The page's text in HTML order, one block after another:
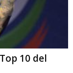
10 del